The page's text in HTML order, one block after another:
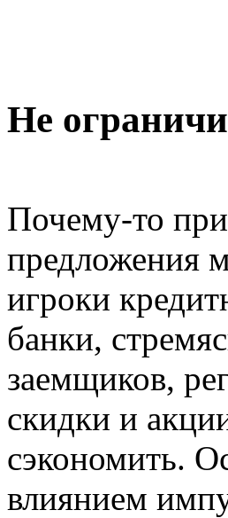
Не
Почему-то
предложения
игроки
банки,
заемщиков,
скидки и
сэкономить.
влиянием